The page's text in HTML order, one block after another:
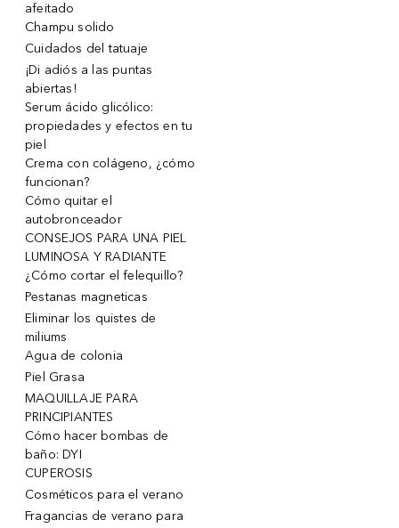
afeitado
Champu solido
Cuidados del tatuaje
¡Di adiós a las puntas
abiertas!
Serum ácido glicólico:
propiedades y efectos en tu
piel
Crema con colágeno, ¿cómo
funcionan?
Cómo quitar el
autobronceador
CONSEJOS PARA UNA PIEL
LUMINOSA Y RADIANTE
¿Cómo cortar el felequillo?
Pestanas magneticas
Eliminar los quistes de
miliums
Agua de colonia
Piel Grasa
MAQUILLAJE PARA
PRINCIPIANTES
Cómo hacer bombas de
baño: DYI
CUPEROSIS
Cosméticos para el verano
Fragancias de verano para